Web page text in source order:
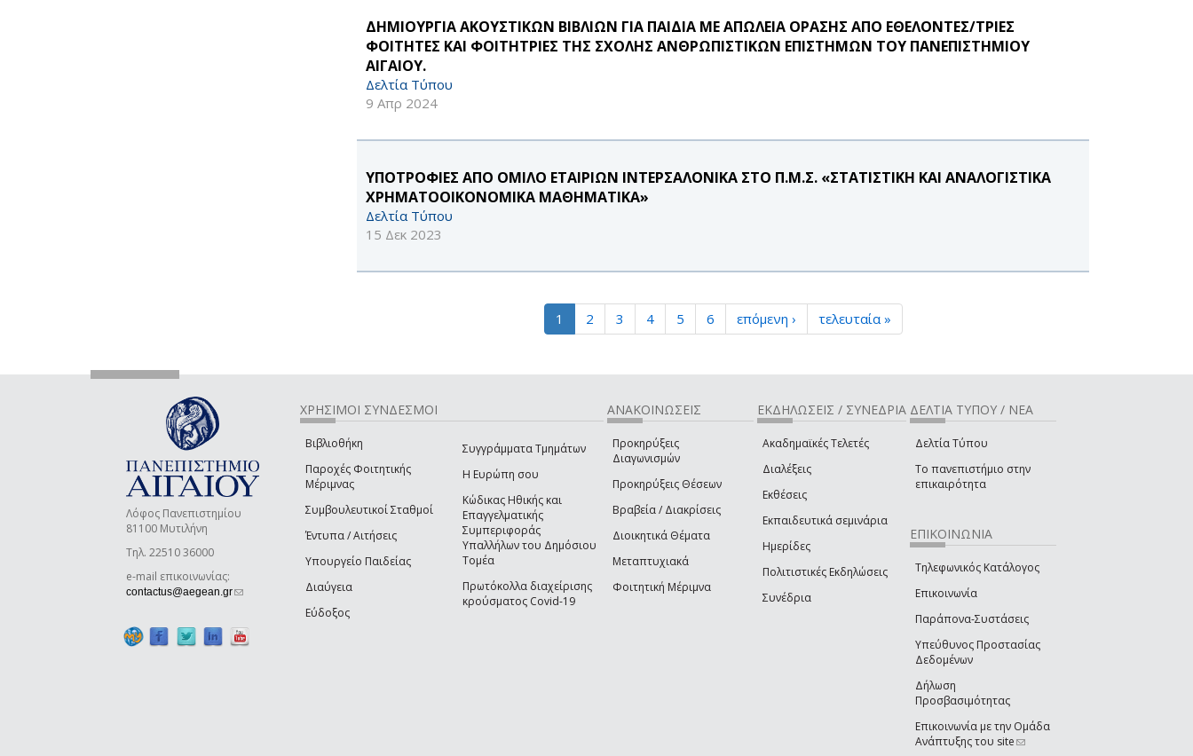
ΔΗΜΙΟΥΡΓΙΑ ΑΚΟΥΣΤΙΚΩΝ ΒΙΒΛΙΩΝ ΓΙΑ ΠΑΙΔΙΑ ΜΕ ΑΠΩΛΕΙΑ ΟΡΑΣΗΣ ΑΠΟ ΕΘΕΛΟΝΤΕΣ/ΤΡΙΕΣ
ΦΟΙΤΗΤΕΣ ΚΑΙ ΦΟΙΤΗΤΡΙΕΣ ΤΗΣ ΣΧΟΛΗΣ ΑΝΘΡΩΠΙΣΤΙΚΩΝ ΕΠΙΣΤΗΜΩΝ ΤΟΥ ΠΑΝΕΠΙΣΤΗΜΙΟΥ
ΑΙΓΑΙΟΥ.
Δελτία Τύπου
9 Απρ 2024
ΥΠΟΤΡΟΦΙΕΣ ΑΠΟ ΟΜΙΛΟ ΕΤΑΙΡΙΩΝ ΙΝΤΕΡΣΑΛΟΝΙΚΑ ΣΤΟ Π.Μ.Σ. «ΣΤΑΤΙΣΤΙΚΗ ΚΑΙ ΑΝΑΛΟΓΙΣΤΙΚΑ
ΧΡΗΜΑΤΟΟΙΚΟΝΟΜΙΚΑ ΜΑΘΗΜΑΤΙΚΑ»
Δελτία Τύπου
15 Δεκ 2023
1 2 3 4 5 6 επόμενη › τελευταία »
Λόφος Πανεπιστημίου
81100 Μυτιλήνη
Τηλ. 22510 36000
e-mail επικοινωνίας:
contactus@aegean.gr(link sends e-mail)
ΧΡΗΣΙΜΟΙ ΣΥΝΔΕΣΜΟΙ
Βιβλιοθήκη
Παροχές Φοιτητικής
Μέριμνας
Συμβουλευτικοί Σταθμοί
Έντυπα / Αιτήσεις
Υπουργείο Παιδείας
Διαύγεια
Εύδοξος
Συγγράμματα Τμημάτων
Η Ευρώπη σου
Κώδικας Ηθικής και
Επαγγελματικής
Συμπεριφοράς
Υπαλλήλων του Δημόσιου
Τομέα
Πρωτόκολλα διαχείρισης
κρούσματος Covid-19
ΑΝΑΚΟΙΝΩΣΕΙΣ
Προκηρύξεις
Διαγωνισμών
Προκηρύξεις Θέσεων
Βραβεία / Διακρίσεις
Διοικητικά Θέματα
Μεταπτυχιακά
Φοιτητική Μέριμνα
ΕΚΔΗΛΩΣΕΙΣ / ΣΥΝΕΔΡΙΑ
Ακαδημαϊκές Τελετές
Διαλέξεις
Εκθέσεις
Εκπαιδευτικά σεμινάρια
Ημερίδες
Πολιτιστικές Εκδηλώσεις
Συνέδρια
ΔΕΛΤΙΑ ΤΥΠΟΥ / ΝΕΑ
Δελτία Τύπου
Το πανεπιστήμιο στην
επικαιρότητα
ΕΠΙΚΟΙΝΩΝΙΑ
Τηλεφωνικός Κατάλογος
Επικοινωνία
Παράπονα-Συστάσεις
Υπεύθυνος Προστασίας
Δεδομένων
Δήλωση
Προσβασιμότητας
Επικοινωνία με την Ομάδα
Ανάπτυξης του site(link sends e-mail)